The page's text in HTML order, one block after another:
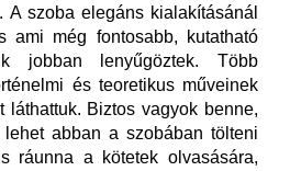
A szoba elegáns kialakításánál
ami még fontosabb, kutatható
jobban lenyűgöztek. Több
és teoretikus műveinek
láthattuk. Biztos vagyok benne,
abban a szobában tölteni
ráunna a kötetek olvasására,